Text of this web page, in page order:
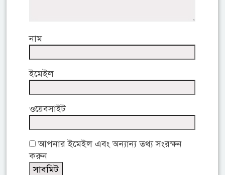
নাম
ইমেইল
ওয়েবসাইট
আপনার ইমেইল এবং অন্যান্য তথ্য সংরক্ষন
করুন